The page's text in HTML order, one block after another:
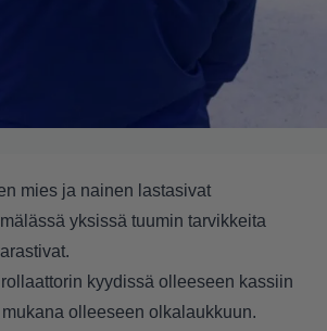
mies ja nainen lastasivat
yksissä tuumin tarvikkeita
kyydissä olleeseen kassiin
olleeseen olkalaukkuun.